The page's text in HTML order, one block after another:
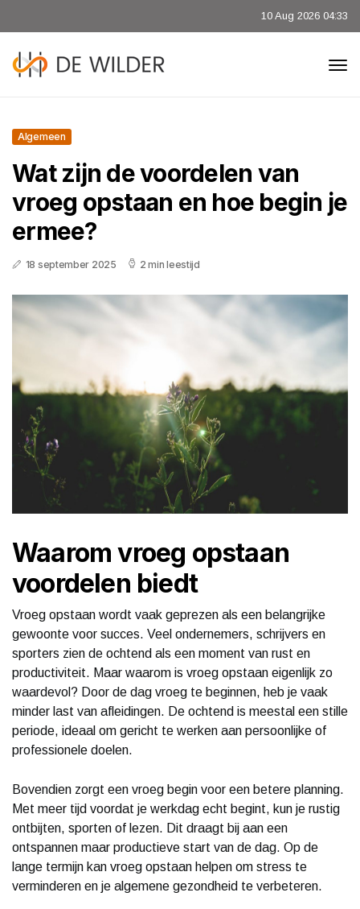
10 Aug 2026 04:33
Algemeen
Wat zijn de voordelen van
vroeg opstaan en hoe begin je
ermee?
18 september 2025 2 min leestijd
Waarom vroeg opstaan
voordelen biedt
Vroeg opstaan wordt vaak geprezen als een belangrijke
gewoonte voor succes. Veel ondernemers, schrijvers en
sporters zien de ochtend als een moment van rust en
productiviteit. Maar waarom is vroeg opstaan eigenlijk zo
waardevol? Door de dag vroeg te beginnen, heb je vaak
minder last van afleidingen. De ochtend is meestal een stille
periode, ideaal om gericht te werken aan persoonlijke of
professionele doelen.
Bovendien zorgt een vroeg begin voor een betere planning.
Met meer tijd voordat je werkdag echt begint, kun je rustig
ontbijten, sporten of lezen. Dit draagt bij aan een
ontspannen maar productieve start van de dag. Op de
lange termijn kan vroeg opstaan helpen om stress te
verminderen en je algemene gezondheid te verbeteren.